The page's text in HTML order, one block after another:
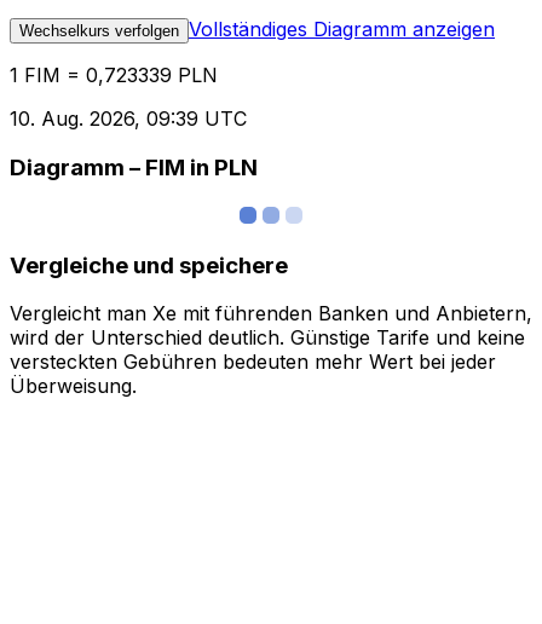
Wechselkurs verfolgen Vollständiges Diagramm anzeigen
1 FIM = 0,723339 PLN
10. Aug. 2026, 09:39 UTC
Diagramm – FIM in PLN
Vergleiche und speichere
Vergleicht man Xe mit führenden Banken und Anbietern,
wird der Unterschied deutlich. Günstige Tarife und keine
versteckten Gebühren bedeuten mehr Wert bei jeder
Überweisung.